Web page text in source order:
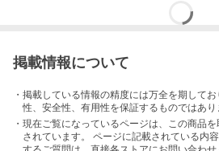
掲載情報について
・掲載している情報の精度には万全を期して
性、安全性、有用性を保証するものではあり
・現在ご覧になっているページは、この商品
されています。 ページに記載されている内容